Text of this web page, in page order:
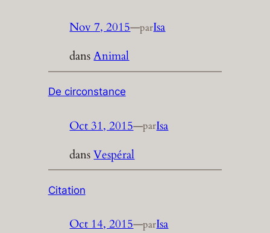
Nov 7, 2015—parIsa
dansAnimal
De circonstance
Oct 31, 2015—parIsa
dansVespéral
Citation
Oct 14, 2015—parIsa